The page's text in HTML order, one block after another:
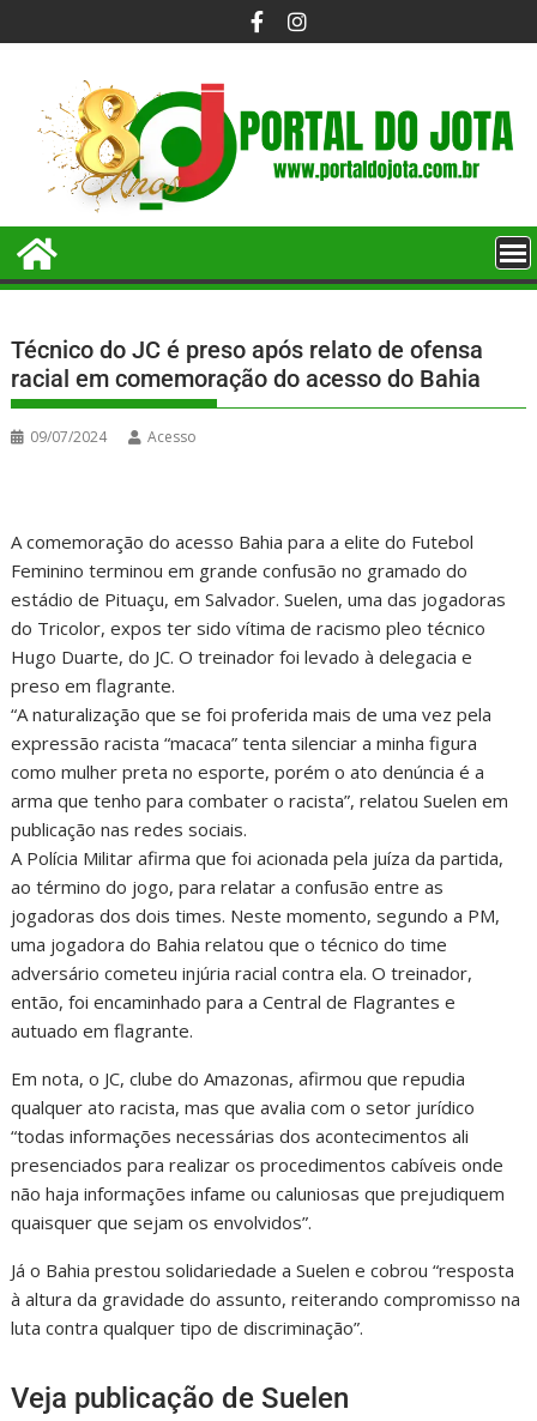
Técnico do JC é preso após relato de ofensa
racial em comemoração do acesso do Bahia
09/07/2024 Acesso
A comemoração do acesso Bahia para a elite do Futebol
Feminino terminou em grande confusão no gramado do
estádio de Pituaçu, em Salvador. Suelen, uma das jogadoras
do Tricolor, expos ter sido vítima de racismo pleo técnico
Hugo Duarte, do JC. O treinador foi levado à delegacia e
preso em flagrante.
“A naturalização que se foi proferida mais de uma vez pela
expressão racista “macaca” tenta silenciar a minha figura
como mulher preta no esporte, porém o ato denúncia é a
arma que tenho para combater o racista”, relatou Suelen em
publicação nas redes sociais.
A Polícia Militar afirma que foi acionada pela juíza da partida,
ao término do jogo, para relatar a confusão entre as
jogadoras dos dois times. Neste momento, segundo a PM,
uma jogadora do Bahia relatou que o técnico do time
adversário cometeu injúria racial contra ela. O treinador,
então, foi encaminhado para a Central de Flagrantes e
autuado em flagrante.
Em nota, o JC, clube do Amazonas, afirmou que repudia
qualquer ato racista, mas que avalia com o setor jurídico
“todas informações necessárias dos acontecimentos ali
presenciados para realizar os procedimentos cabíveis onde
não haja informações infame ou caluniosas que prejudiquem
quaisquer que sejam os envolvidos”.
Já o Bahia prestou solidariedade a Suelen e cobrou “resposta
à altura da gravidade do assunto, reiterando compromisso na
luta contra qualquer tipo de discriminação”.
Veja publicação de Suelen